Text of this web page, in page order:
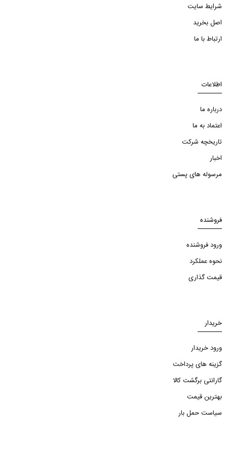
شرایط سایت
اصل بخرید
ارتباط با ما
اطلاعات
درباره ما
اعتماد به ما
تاریخچه شرکت
اخبار
مرسوله های پستی
فروشنده
ورود فروشنده
نحوه عملکرد
قیمت گذاری
خریدار
ورود خریدار
گزینه های پرداخت
گارانتی برگشت کالا
بهترین قیمت
سیاست حمل بار